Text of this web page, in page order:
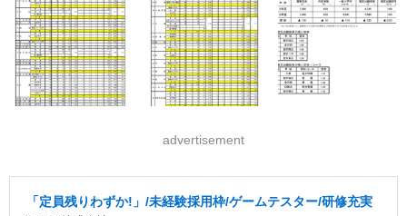
advertisement
「定員残りわずか!」/未経験採用枠/ゲームテスター/研修充実